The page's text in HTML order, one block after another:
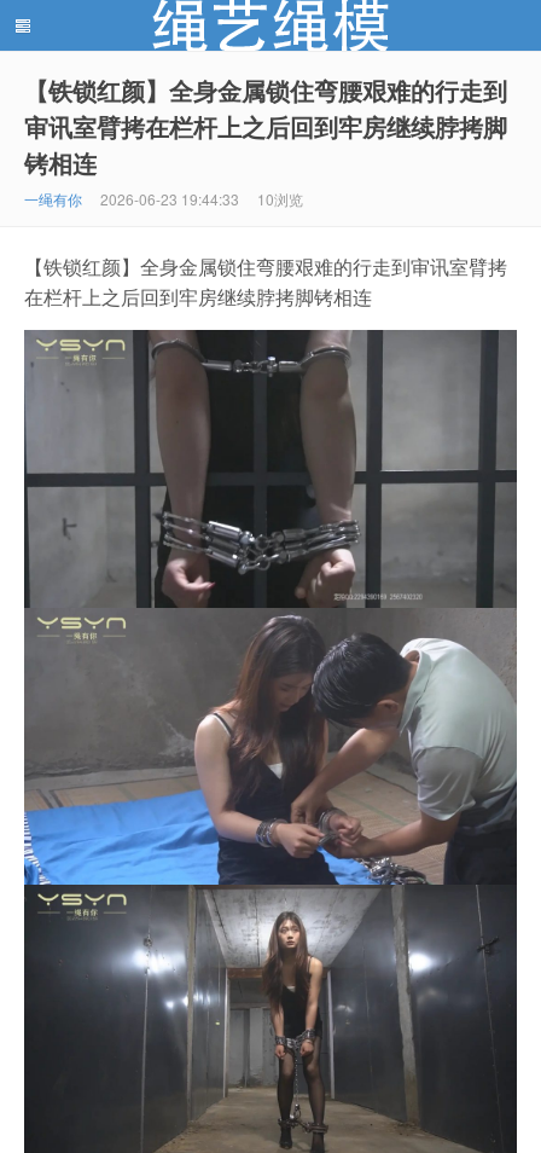
绳艺绳模(shengyishengmo.com) - 绳艺工作室 - 绳艺
模特 - 绳艺工作室 - 绳模推荐网站！
【铁锁红颜】全身金属锁住弯腰艰难的行走到
审讯室臂拷在栏杆上之后回到牢房继续脖拷脚
铐相连
一绳有你 2026-06-23 19:44:33 10浏览
【铁锁红颜】全身金属锁住弯腰艰难的行走到审讯室臂拷
在栏杆上之后回到牢房继续脖拷脚铐相连